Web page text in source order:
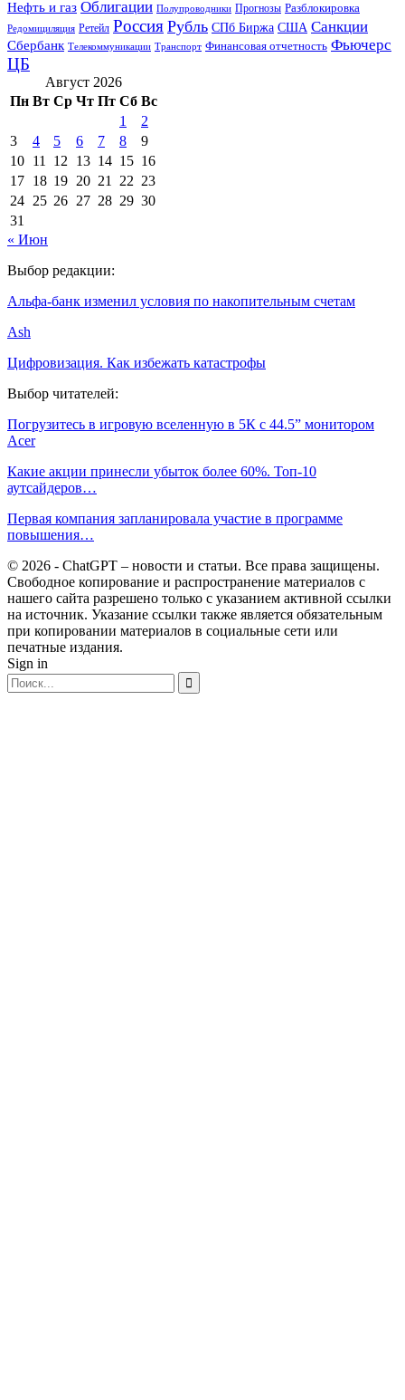
Нефть и газ Облигации Полупроводники Прогнозы Разблокировка
Редомициляция Ретейл Россия Рубль СПб Биржа США Санкции
Сбербанк Телекоммуникации Транспорт Финансовая отчетность Фьючерс
ЦБ
Август 2026
Пн Вт Ср Чт Пт Сб Вс
1
2
3
4 5 6 7 8
9
10 11 12 13 14 15 16
17 18 19 20 21 22 23
24 25 26 27 28 29 30
31
« Июн
Выбор редакции:
Альфа-банк изменил условия по накопительным счетам
Ash
Цифровизация. Как избежать катастрофы
Выбор читателей:
Погрузитесь в игровую вселенную в 5К с 44.5” монитором
Acer
Какие акции принесли убыток более 60%. Топ-10
аутсайдеров…
Первая компания запланировала участие в программе
повышения…
© 2026 - ChatGPT – новости и статьи. Все права защищены.
Свободное копирование и распространение материалов с
нашего сайта разрешено только с указанием активной ссылки
на источник. Указание ссылки также является обязательным
при копировании материалов в социальные сети или
печатные издания.
Sign in